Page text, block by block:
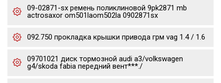
09-02871-sx ремень поликлиновой 9pk2871 mb
actrosaxor om501laom502la 0902871sx
092.750 прокладка крышки привода грм vag 1.4 / 1.6
09701021 диск тормозной audi a3/volkswagen
g4/skoda fabia передний вент***./